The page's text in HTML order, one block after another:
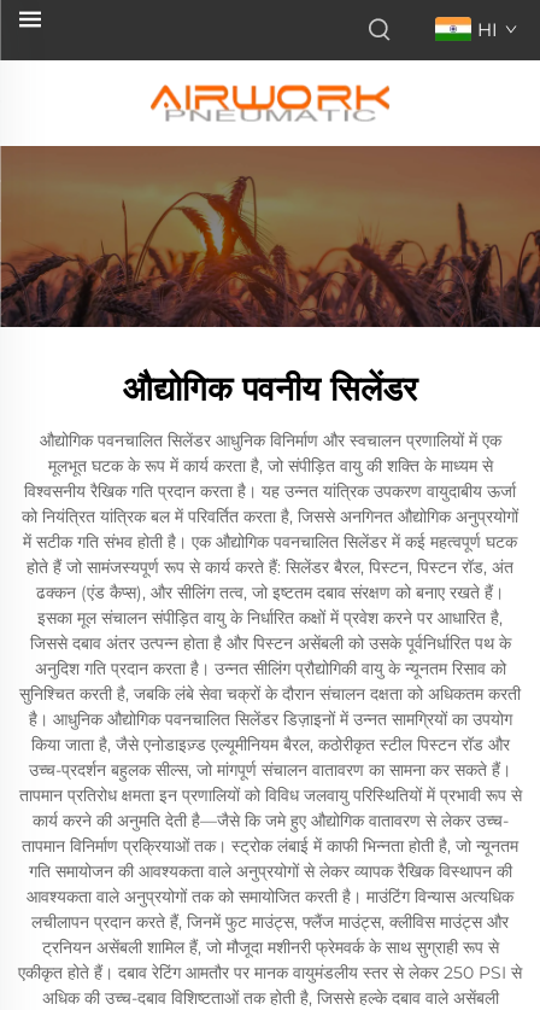
HI
औद्योगिक पवनीय सिलेंडर
औद्योगिक पवनचालित सिलेंडर आधुनिक विनिर्माण और स्वचालन प्रणालियों में एक
मूलभूत घटक के रूप में कार्य करता है, जो संपीड़ित वायु की शक्ति के माध्यम से
विश्वसनीय रैखिक गति प्रदान करता है। यह उन्नत यांत्रिक उपकरण वायुदाबीय ऊर्जा
को नियंत्रित यांत्रिक बल में परिवर्तित करता है, जिससे अनगिनत औद्योगिक अनुप्रयोगों
में सटीक गति संभव होती है। एक औद्योगिक पवनचालित सिलेंडर में कई महत्वपूर्ण घटक
होते हैं जो सामंजस्यपूर्ण रूप से कार्य करते हैं: सिलेंडर बैरल, पिस्टन, पिस्टन रॉड, अंत
ढक्कन (एंड कैप्स), और सीलिंग तत्व, जो इष्टतम दबाव संरक्षण को बनाए रखते हैं।
इसका मूल संचालन संपीड़ित वायु के निर्धारित कक्षों में प्रवेश करने पर आधारित है,
जिससे दबाव अंतर उत्पन्न होता है और पिस्टन असेंबली को उसके पूर्वनिर्धारित पथ के
अनुदिश गति प्रदान करता है। उन्नत सीलिंग प्रौद्योगिकी वायु के न्यूनतम रिसाव को
सुनिश्चित करती है, जबकि लंबे सेवा चक्रों के दौरान संचालन दक्षता को अधिकतम करती
है। आधुनिक औद्योगिक पवनचालित सिलेंडर डिज़ाइनों में उन्नत सामग्रियों का उपयोग
किया जाता है, जैसे एनोडाइज़्ड एल्यूमीनियम बैरल, कठोरीकृत स्टील पिस्टन रॉड और
उच्च-प्रदर्शन बहुलक सील्स, जो मांगपूर्ण संचालन वातावरण का सामना कर सकते हैं।
तापमान प्रतिरोध क्षमता इन प्रणालियों को विविध जलवायु परिस्थितियों में प्रभावी रूप से
कार्य करने की अनुमति देती है—जैसे कि जमे हुए औद्योगिक वातावरण से लेकर उच्च-
तापमान विनिर्माण प्रक्रियाओं तक। स्ट्रोक लंबाई में काफी भिन्नता होती है, जो न्यूनतम
गति समायोजन की आवश्यकता वाले अनुप्रयोगों से लेकर व्यापक रैखिक विस्थापन की
आवश्यकता वाले अनुप्रयोगों तक को समायोजित करती है। माउंटिंग विन्यास अत्यधिक
लचीलापन प्रदान करते हैं, जिनमें फुट माउंट्स, फ्लैंज माउंट्स, क्लीविस माउंट्स और
ट्रनियन असेंबली शामिल हैं, जो मौजूदा मशीनरी फ्रेमवर्क के साथ सुग्राही रूप से
एकीकृत होते हैं। दबाव रेटिंग आमतौर पर मानक वायुमंडलीय स्तर से लेकर 250 PSI से
अधिक की उच्च-दबाव विशिष्टताओं तक होती है, जिससे हल्के दबाव वाले असेंबली